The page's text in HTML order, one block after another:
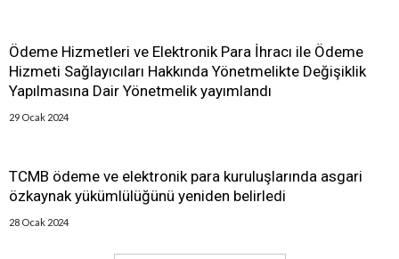
Ödeme Hizmetleri ve Elektronik Para İhracı ile Ödeme
Hizmeti Sağlayıcıları Hakkında Yönetmelikte Değişiklik
Yapılmasına Dair Yönetmelik yayımlandı
29 Ocak 2024
TCMB ödeme ve elektronik para kuruluşlarında asgari
özkaynak yükümlülüğünü yeniden belirledi
28 Ocak 2024